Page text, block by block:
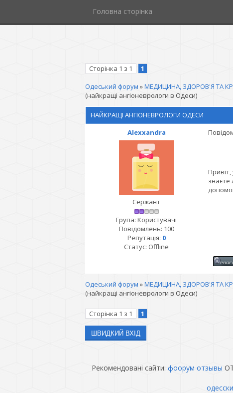
Головна сторінка
Сторінка 1 з 1
1
Одеський форум »МЕДИЦИНА, ЗДОРОВ'Я ТА
(найкращі ангіоневрологи в Одеси)
НАЙКРАЩІ АНГІОНЕВРОЛОГИ ОДЕСИ
Alexxandra
Сержант
Група: Користувачі
Повідомлень: 100
Репутація: 0
Статус: Offline
знаєте
Одеський форум »МЕДИЦИНА, ЗДОРОВ'Я ТА
(найкращі ангіоневрологи в Одеси)
Сторінка 1 з 1
1
Рекомендовані сайти: фоорум отзывы